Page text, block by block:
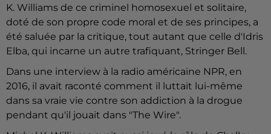
K. Williams de ce criminel homosexuel et solitaire,
doté de son propre code moral et de ses principes, a
été saluée par la critique, tout autant que celle d'Idris
Elba, qui incarne un autre trafiquant, Stringer Bell.
Dans une interview à la radio américaine NPR, en
2016, il avait raconté comment il luttait lui-même
dans sa vraie vie contre son addiction à la drogue
pendant qu'il jouait dans "The Wire".